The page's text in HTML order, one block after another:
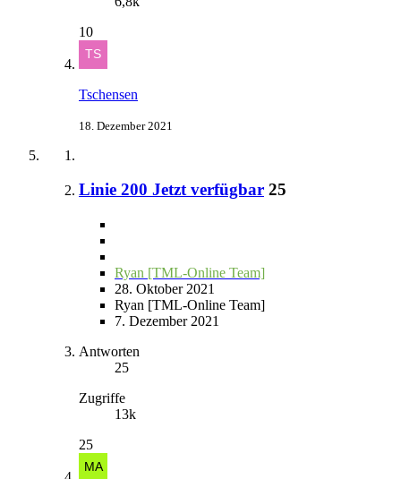
10
Tschensen
18. Dezember 2021
Linie 200 Jetzt verfügbar 25
Ryan [TML-Online Team]
28. Oktober 2021
Ryan [TML-Online Team]
7. Dezember 2021
Antworten
25
Zugriffe
13k
25